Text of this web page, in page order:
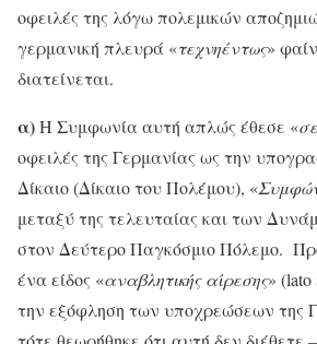
οφειλές της λόγω πολεμικών
γερμανική πλευρά «τεχνηέντως»
διατείνεται.
α)Η Συμφωνία αυτή απλώς έθεσε «
οφειλές της Γερμανίας ως την
Δίκαιο (Δίκαιο του Πολέμου), «
μεταξύ της τελευταίας και των
στον Δεύτερο Παγκόσμιο Πόλεμο.
ένα είδος «αναβλητικής αίρεσης» (lato
την εξόφληση των υποχρεώσεων της